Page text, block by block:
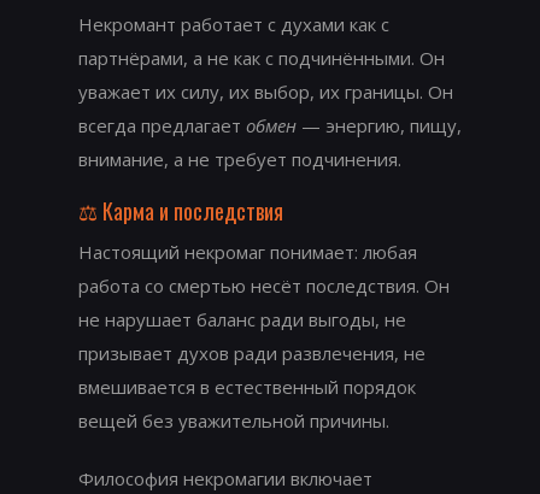
Некромант работает с духами как с
партнёрами, а не как с подчинёнными. Он
уважает их силу, их выбор, их границы. Он
всегда предлагает обмен — энергию, пищу,
внимание, а не требует подчинения.
⚖️ Карма и последствия
Настоящий некромаг понимает: любая
работа со смертью несёт последствия. Он
не нарушает баланс ради выгоды, не
призывает духов ради развлечения, не
вмешивается в естественный порядок
вещей без уважительной причины.
Философия некромагии включает